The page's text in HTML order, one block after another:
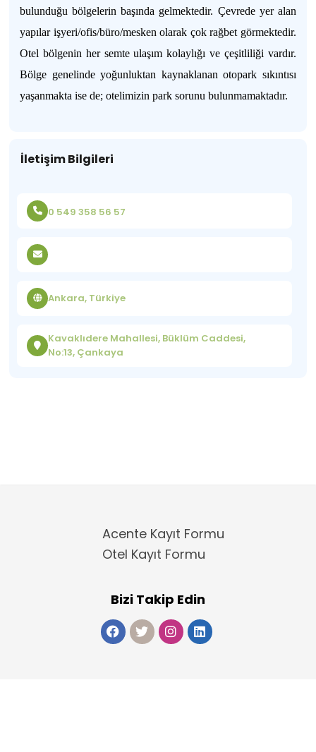
bulunduğu bölgelerin başında gelmektedir. Çevrede yer alan
yapılar işyeri/ofis/büro/mesken olarak çok rağbet görmektedir.
Otel bölgenin her semte ulaşım kolaylığı ve çeşitliliği vardır.
Bölge genelinde yoğunluktan kaynaklanan otopark sıkıntısı
yaşanmakta ise de; otelimizin park sorunu bulunmamaktadır.
İletişim Bilgileri
0 549 358 56 57
Ankara, Türkiye
Kavaklıdere Mahallesi, Büklüm Caddesi,
No:13, Çankaya
Acente Kayıt Formu
Otel Kayıt Formu
Bizi Takip Edin